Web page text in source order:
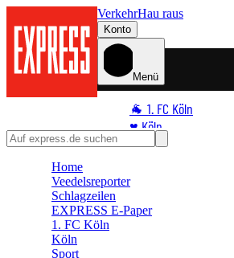
VerkehrHau raus
Konto
Menü
🐐 1. FC Köln
♥️ Köln
⭐ Promi
🛒 Shoppingwelt
🧩 Spiele
Home
Veedelsreporter
Schlagzeilen
EXPRESS E-Paper
1. FC Köln
Köln
Sport